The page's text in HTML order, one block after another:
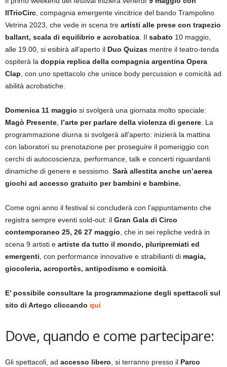
IlTrioCirc, compagnia emergente vincitrice del bando Trampolino
Vetrina 2023, che vede in scena tre artisti alle prese con trapezio
ballant, scala di equilibrio e acrobatica. Il sabato 10 maggio,
alle 19.00, si esibirà all’aperto il Duo Quizas mentre il teatro-tenda
ospiterà la doppia replica della compagnia argentina Opera
Clap, con uno spettacolo che unisce body percussion e comicità ad
abilità acrobatiche.
Domenica 11 maggio si svolgerà una giornata molto speciale:
Magò Presente, l’arte per parlare della violenza di genere. La
programmazione diurna si svolgerà all’aperto: inizierà la mattina
con laboratori su prenotazione per proseguire il pomeriggio con
cerchi di autocoscienza, performance, talk e concerti riguardanti
dinamiche di genere e sessismo. Sarà allestita anche un’aerea
giochi ad accesso gratuito per bambini e bambine.
Come ogni anno il festival si concluderà con l’appuntamento che
registra sempre eventi sold-out: il Gran Gala di Circo
contemporaneo 25, 26 27 maggio, che in sei repliche vedrà in
scena 9 artisti e artiste da tutto il mondo, pluripremiati ed
emergenti, con performance innovative e strabilianti di magia,
giocoleria, acroportès, antipodismo e comicità.
E’ possibile consultare la programmazione degli spettacoli sul
sito di Artego cliccando qui
Dove, quando e come partecipare:
Gli spettacoli, ad accesso libero, si terranno presso il Parco